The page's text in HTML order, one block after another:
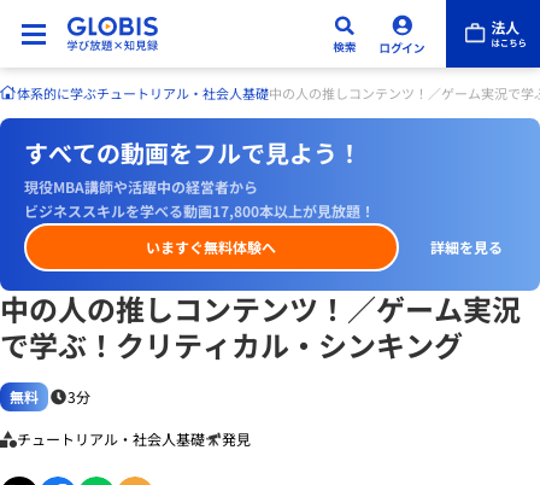
体系的に学ぶチュートリアル・社会人基礎中の人の推しコンテンツ！／ゲーム実況で
すべての動画をフルで見よう！
現役MBA講師や活躍中の経営者から
ビジネススキルを学べる動画17,800本以上が見放題！
いますぐ無料体験へ
詳細を見る
中の人の推しコンテンツ！／ゲーム実況
で学ぶ！クリティカル・シンキング
無料 3分
チュートリアル・社会人基礎 発見